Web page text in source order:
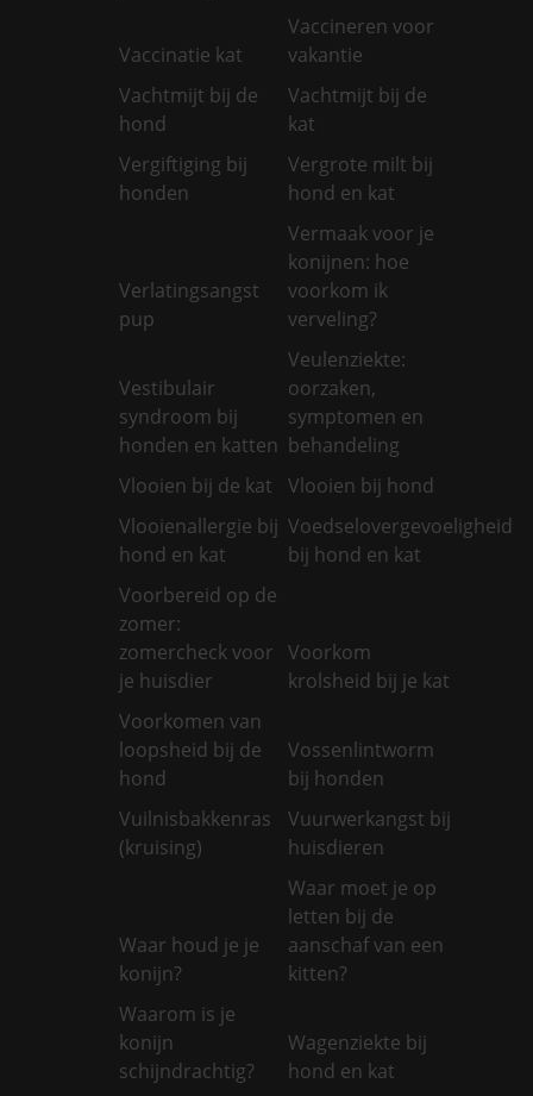
Vaccinatie kat
Vaccineren voor
vakantie
Vachtmijt bij de
hond
Vachtmijt bij de
kat
Vergiftiging bij
honden
Vergrote milt bij
hond en kat
Verlatingsangst
pup
Vermaak voor je
konijnen: hoe
voorkom ik
verveling?
Vestibulair
syndroom bij
honden en katten
Veulenziekte:
oorzaken,
symptomen en
behandeling
Vlooien bij de kat
Vlooien bij hond
Vlooienallergie bij
hond en kat
Voedselovergevoeligheid
bij hond en kat
Voorbereid op de
zomer:
zomercheck voor
je huisdier
Voorkom
krolsheid bij je kat
Voorkomen van
loopsheid bij de
hond
Vossenlintworm
bij honden
Vuilnisbakkenras
(kruising)
Vuurwerkangst bij
huisdieren
Waar houd je je
konijn?
Waar moet je op
letten bij de
aanschaf van een
kitten?
Waarom is je
konijn
schijndrachtig?
Wagenziekte bij
hond en kat